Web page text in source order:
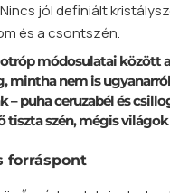
jól definiált
és a csontszén.
módosulatai között
mintha nem is
– puha ceruzabél és
szén, mégis világok
forráspont